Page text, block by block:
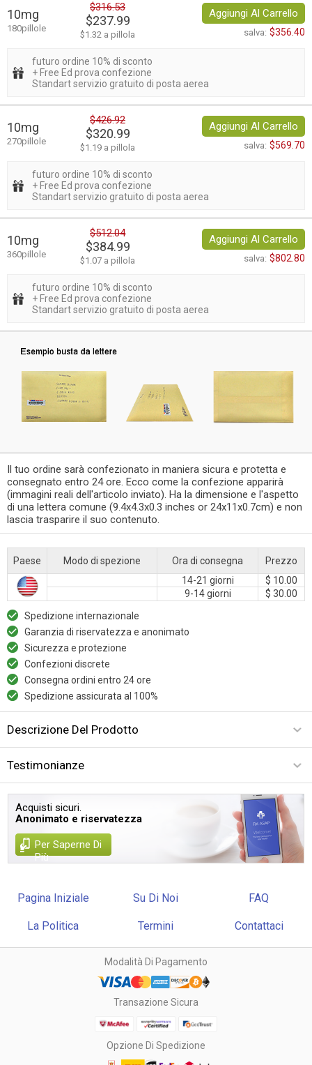
10mg
180pillole
$316.53
$237.99
$1.32 a pillola
Aggiungi Al Carrello
salva: $356.40
futuro ordine 10% di sconto
+ Free Ed prova confezione
Standart servizio gratuito di posta aerea
10mg
270pillole
$426.92
$320.99
$1.19 a pillola
Aggiungi Al Carrello
salva: $569.70
futuro ordine 10% di sconto
+ Free Ed prova confezione
Standart servizio gratuito di posta aerea
10mg
360pillole
$512.04
$384.99
$1.07 a pillola
Aggiungi Al Carrello
salva: $802.80
futuro ordine 10% di sconto
+ Free Ed prova confezione
Standart servizio gratuito di posta aerea
Il tuo ordine sarà confezionato in maniera sicura e protetta e
consegnato entro 24 ore. Ecco come la confezione apparirà
(immagini reali dell'articolo inviato). Ha la dimensione e l'aspetto
di una lettera comune (9.4x4.3x0.3 inches or 24x11x0.7cm) e non
lascia trasparire il suo contenuto.
Paese Modo di spezione Ora di consegna
Prezzo
14-21 giorni
$ 10.00
9-14 giorni
$ 30.00
Spedizione internazionale
Garanzia di riservatezza e anonimato
Sicurezza e protezione
Confezioni discrete
Consegna ordini entro 24 ore
Spedizione assicurata al 100%
Descrizione Del Prodotto
Testimonianze
Acquisti sicuri.
Anonimato e riservatezza
Per Saperne Di
Più
Pagina Iniziale Su Di Noi FAQ
La Politica Termini Contattaci
Modalità Di Pagamento
Transazione Sicura
Opzione Di Spedizione